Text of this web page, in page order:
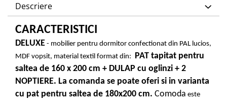
Descriere
CARACTERISTICI
DELUXE - mobilier pentru dormitor confectionat din PAL lucios,
MDF vopsit, material textil format din: PAT tapitat pentru
saltea de 160 x 200 cm + DULAP cu oglinzi + 2
NOPTIERE. La comanda se poate oferi si in varianta
cu pat pentru saltea de 180x200 cm. Comoda este